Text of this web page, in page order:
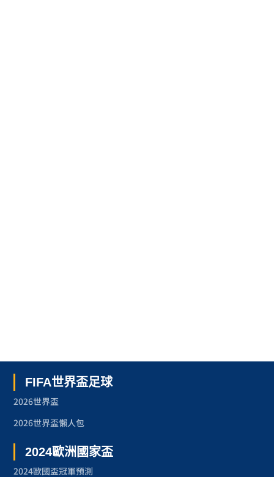
FIFA世界盃足球
2026世界盃
2026世界盃懶人包
2024歐洲國家盃
2024歐國盃冠軍預測